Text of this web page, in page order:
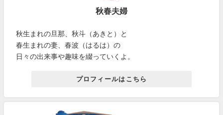
秋春夫婦
秋生まれの旦那、秋斗（あきと）と
春生まれの妻、春波（はるは）の
日々の出来事や趣味を綴っていくよ。
プロフィールはこちら